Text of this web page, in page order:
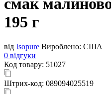
смак
195 г
від Isopure Вироблено: США
0 відгуки
Код товару: 51027
Штрих-код: 089094025519